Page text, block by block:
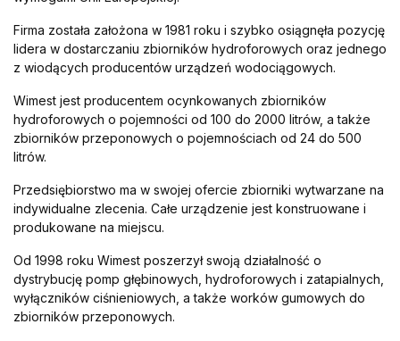
Firma została założona w 1981 roku i szybko osiągnęła pozycję
lidera w dostarczaniu zbiorników hydroforowych oraz jednego
z wiodących producentów urządzeń wodociągowych.
Wimest jest producentem ocynkowanych zbiorników
hydroforowych o pojemności od 100 do 2000 litrów, a także
zbiorników przeponowych o pojemnościach od 24 do 500
litrów.
Przedsiębiorstwo ma w swojej ofercie zbiorniki wytwarzane na
indywidualne zlecenia. Całe urządzenie jest konstruowane i
produkowane na miejscu.
Od 1998 roku Wimest poszerzył swoją działalność o
dystrybucję pomp głębinowych, hydroforowych i zatapialnych,
wyłączników ciśnieniowych, a także worków gumowych do
zbiorników przeponowych.